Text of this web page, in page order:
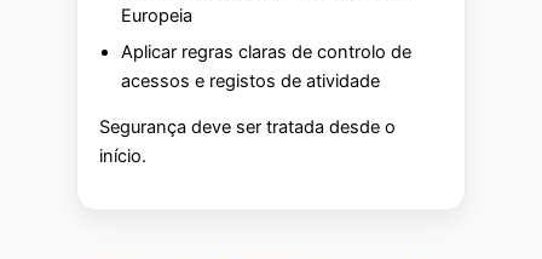
Europeia
Aplicar regras claras de controlo de
acessos e registos de atividade
Segurança deve ser tratada desde o
início.